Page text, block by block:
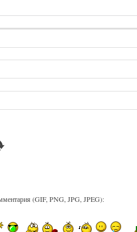
(GIF, PNG, JPG, JPEG):